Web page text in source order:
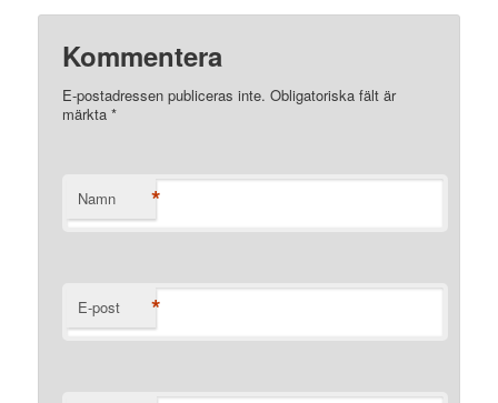
Kommentera
E-postadressen publiceras inte. Obligatoriska fält är
märkta*
Namn *
E-post *